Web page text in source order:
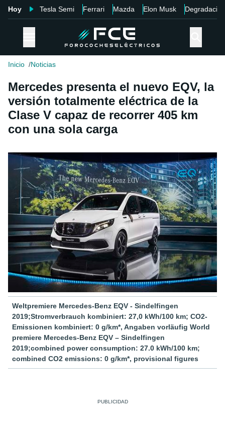
Hoy Tesla Semi Ferrari Mazda Elon Musk Degradación
Inicio Noticias
Mercedes presenta el nuevo EQV, la
versión totalmente eléctrica de la
Clase V capaz de recorrer 405 km
con una sola carga
Weltpremiere Mercedes-Benz EQV - Sindelfingen
2019;Stromverbrauch kombiniert: 27,0 kWh/100 km; CO2-
Emissionen kombiniert: 0 g/km*, Angaben vorläufig World
premiere Mercedes-Benz EQV – Sindelfingen
2019;combined power consumption: 27.0 kWh/100 km;
combined CO2 emissions: 0 g/km*, provisional figures